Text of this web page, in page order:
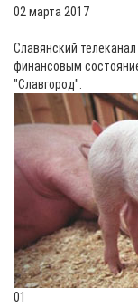
02 марта 2017
Славянский
финансовым
"Славгород".
01